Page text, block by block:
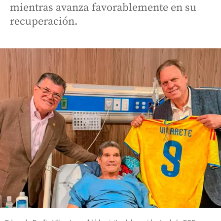
mientras avanza favorablemente en su
recuperación.